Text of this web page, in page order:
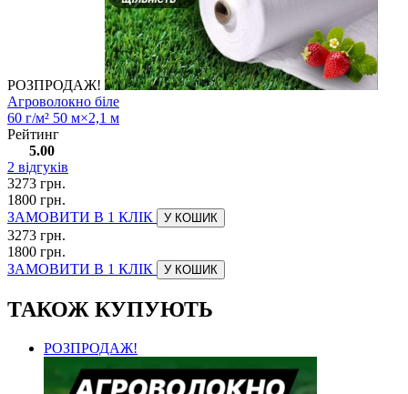
РОЗПРОДАЖ!
Агроволокно біле
60 г/м² 50 м×2,1 м
Рейтинг
5.00
2 відгуків
3273 грн.
1800 грн.
ЗАМОВИТИ В 1 КЛІК
У КОШИК
3273 грн.
1800 грн.
ЗАМОВИТИ В 1 КЛІК
У КОШИК
ТАКОЖ КУПУЮТЬ
РОЗПРОДАЖ!